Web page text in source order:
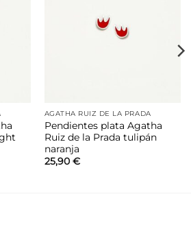
AGATHA RUIZ DE LA PRADA
Pendientes plata Agatha
Ruiz de la Prada tulipán
naranja
25,90 €